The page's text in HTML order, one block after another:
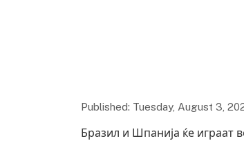
Published: Tuesday, August 3,
Бразил и Шпанија ќе играат